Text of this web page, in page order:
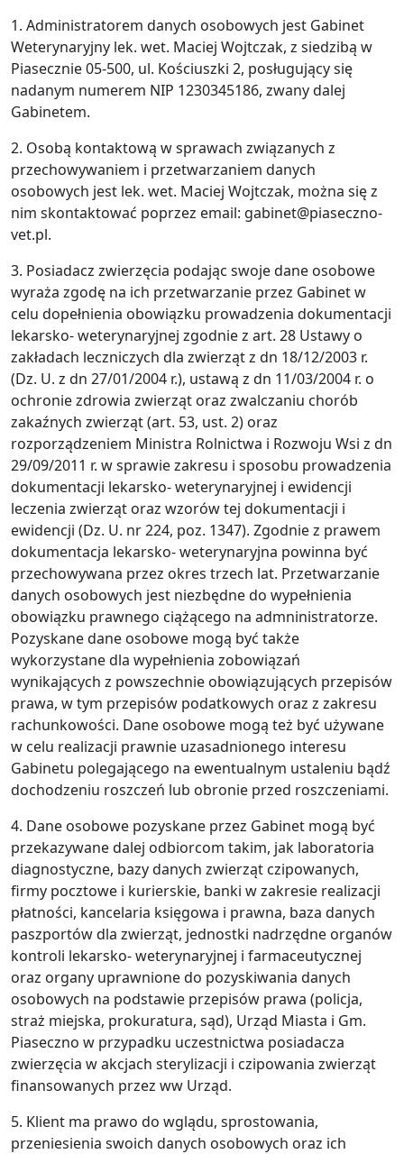
1. Administratorem danych osobowych jest Gabinet
Weterynaryjny lek. wet. Maciej Wojtczak, z siedzibą w
Piasecznie 05-500, ul. Kościuszki 2, posługujący się
nadanym numerem NIP 1230345186, zwany dalej
Gabinetem.
2. Osobą kontaktową w sprawach związanych z
przechowywaniem i przetwarzaniem danych
osobowych jest lek. wet. Maciej Wojtczak, można się z
nim skontaktować poprzez email: gabinet@piaseczno-
vet.pl.
3. Posiadacz zwierzęcia podając swoje dane osobowe
wyraża zgodę na ich przetwarzanie przez Gabinet w
celu dopełnienia obowiązku prowadzenia dokumentacji
lekarsko- weterynaryjnej zgodnie z art. 28 Ustawy o
zakładach leczniczych dla zwierząt z dn 18/12/2003 r.
(Dz. U. z dn 27/01/2004 r.), ustawą z dn 11/03/2004 r. o
ochronie zdrowia zwierząt oraz zwalczaniu chorób
zakaźnych zwierząt (art. 53, ust. 2) oraz
rozporządzeniem Ministra Rolnictwa i Rozwoju Wsi z dn
29/09/2011 r. w sprawie zakresu i sposobu prowadzenia
dokumentacji lekarsko- weterynaryjnej i ewidencji
leczenia zwierząt oraz wzorów tej dokumentacji i
ewidencji (Dz. U. nr 224, poz. 1347). Zgodnie z prawem
dokumentacja lekarsko- weterynaryjna powinna być
przechowywana przez okres trzech lat. Przetwarzanie
danych osobowych jest niezbędne do wypełnienia
obowiązku prawnego ciążącego na admninistratorze.
Pozyskane dane osobowe mogą być także
wykorzystane dla wypełnienia zobowiązań
wynikających z powszechnie obowiązujących przepisów
prawa, w tym przepisów podatkowych oraz z zakresu
rachunkowości. Dane osobowe mogą też być używane
w celu realizacji prawnie uzasadnionego interesu
Gabinetu polegającego na ewentualnym ustaleniu bądź
dochodzeniu roszczeń lub obronie przed roszczeniami.
4. Dane osobowe pozyskane przez Gabinet mogą być
przekazywane dalej odbiorcom takim, jak laboratoria
diagnostyczne, bazy danych zwierząt czipowanych,
firmy pocztowe i kurierskie, banki w zakresie realizacji
płatności, kancelaria księgowa i prawna, baza danych
paszportów dla zwierząt, jednostki nadrzędne organów
kontroli lekarsko- weterynaryjnej i farmaceutycznej
oraz organy uprawnione do pozyskiwania danych
osobowych na podstawie przepisów prawa (policja,
straż miejska, prokuratura, sąd), Urząd Miasta i Gm.
Piaseczno w przypadku uczestnictwa posiadacza
zwierzęcia w akcjach sterylizacji i czipowania zwierząt
finansowanych przez ww Urząd.
5. Klient ma prawo do wglądu, sprostowania,
przeniesienia swoich danych osobowych oraz ich